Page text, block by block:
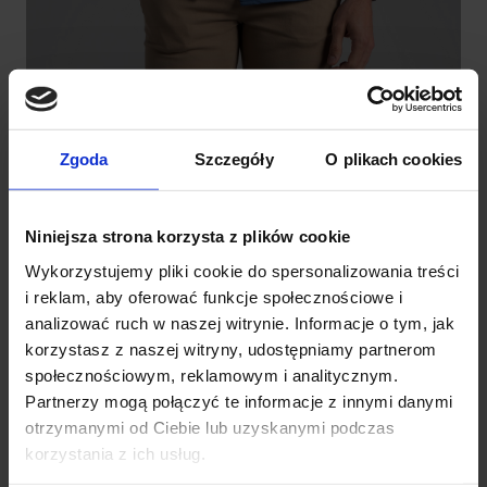
Zgoda Szczegóły O plikach cookies
Niniejsza strona korzysta z plików cookie
Wykorzystujemy pliki cookie do spersonalizowania treści
i reklam, aby oferować funkcje społecznościowe i
analizować ruch w naszej witrynie. Informacje o tym, jak
korzystasz z naszej witryny, udostępniamy partnerom
społecznościowym, reklamowym i analitycznym.
Partnerzy mogą połączyć te informacje z innymi danymi
otrzymanymi od Ciebie lub uzyskanymi podczas
korzystania z ich usług.